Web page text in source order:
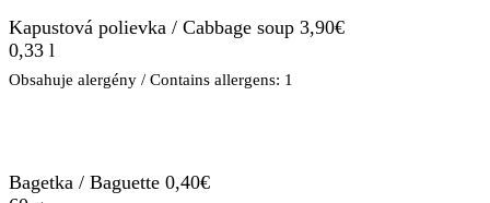
Kapustová polievka / Cabbage soup 3,90€
0,33 l
Obsahuje alergény / Contains allergens: 1
Bagetka / Baguette 0,40€